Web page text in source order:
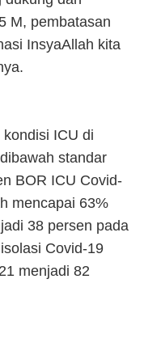
M, pembatasan
InsyaAllah kita
ICU di
standar
BOR ICU Covid-
mencapai 63%
38 persen pada
Covid-19
menjadi 82